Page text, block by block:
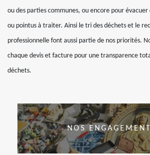
ou des parties communes, ou encore pour
ou pointus à traiter. Ainsi le tri des déchets et le
professionnelle font aussi partie de nos priorités.
chaque devis et facture pour une transparence
déchets.
NOS